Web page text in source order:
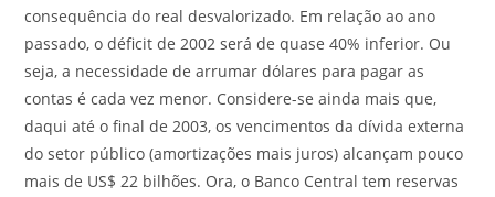
consequência do real desvalorizado. Em relação ao ano
passado, o déficit de 2002 será de quase 40% inferior. Ou
seja, a necessidade de arrumar dólares para pagar as
contas é cada vez menor. Considere-se ainda mais que,
daqui até o final de 2003, os vencimentos da dívida externa
do setor público (amortizações mais juros) alcançam pouco
mais de US$ 22 bilhões. Ora, o Banco Central tem reservas